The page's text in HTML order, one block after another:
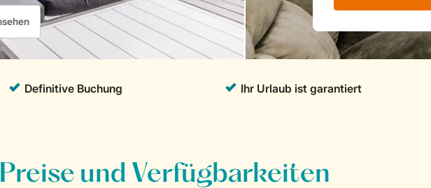
Preise und Verfügbarkeiten